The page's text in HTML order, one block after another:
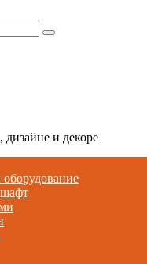
и декоре